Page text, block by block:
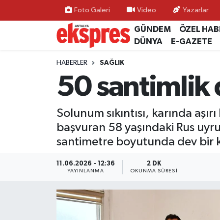
Foto Galeri Video Yazarlar
GÜNDEM ÖZEL
DÜNYA
E-GAZETE
HABERLER SAĞLIK
50 santimlik
Solunum sıkıntısı, karında
başvuran 58 yaşındaki Rus
santimetre boyutunda dev bir
11.06.2026 - 12:36
YAYINLANMA
2 DK
OKUNMA SÜRESI
ÖZEL HABER
GÜNDEM
YEREL GÜNDEM
EKONOMİ
KÜLTÜR - SANAT
Nöbetçi Eczaneler
Hava Durumu
Trafik Durumu
Süper Lig Puan Durumu ve Fikstür
Tüm Manşetler
Son Dakika Haberleri